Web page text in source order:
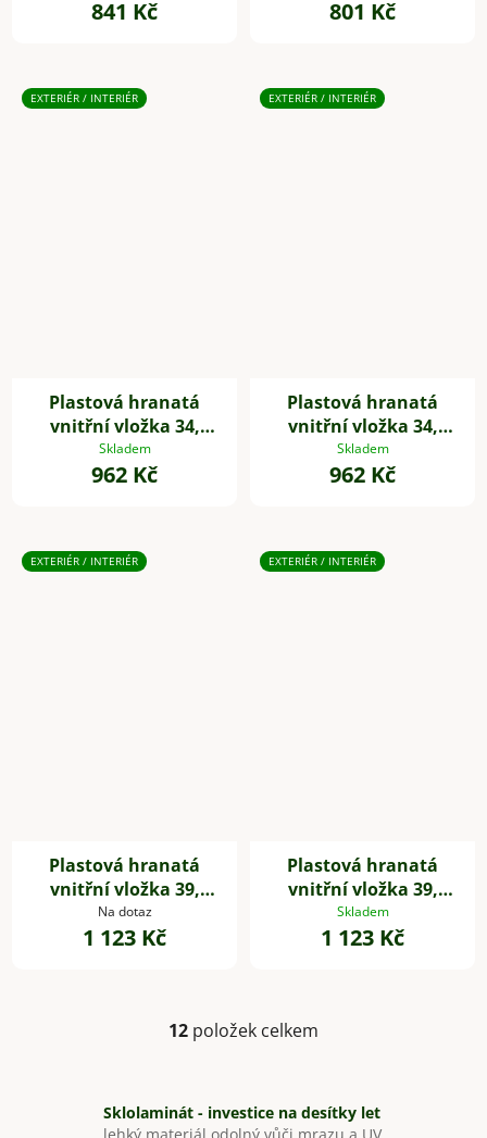
zavlažovacím setem,
841 Kč
zavlažovacím setem,
801 Kč
EXTERIÉR / INTERIÉR
Plastová hranatá
vnitřní vložka 34,
32*34*34 cm, se
zavlažovacím setem,
Skladem
962 Kč
EXTERIÉR / INTERIÉR
Plastová hranatá
vnitřní vložka 34,
32*34*34 cm, se
zavlažovacím setem,
Skladem
962 Kč
EXTERIÉR / INTERIÉR
Plastová hranatá
vnitřní vložka 39,
32*39*39 cm, se
zavlažovacím setem,
Na dotaz
1 123 Kč
EXTERIÉR / INTERIÉR
Plastová hranatá
vnitřní vložka 39,
32*39*39 cm, se
zavlažovacím setem,
Skladem
1 123 Kč
O
á
12 položek celkem
Sklolaminát - investice na desítky let
lehký materiál odolný vůči mrazu a UV